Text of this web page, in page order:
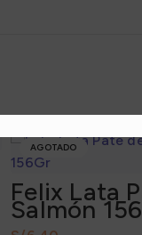
AGOTADO
Felix Lata
Salmón